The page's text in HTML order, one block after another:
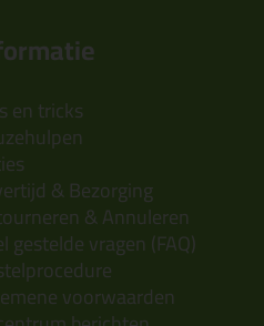
en tricks
& Bezorging
& Annuleren
gestelde vragen (FAQ)
voorwaarden